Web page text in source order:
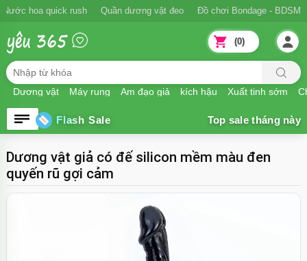
Nước hoa quick rush Quần dương vật đeo Đồ chơi Bondage - BDSM
Dương vật Máy rung Âm đạo giả kích hậu Xuất tinh sớm
(0)
Flash Sale
Dương vật giả có đế silicon mềm màu đen
quyến rũ gợi cảm